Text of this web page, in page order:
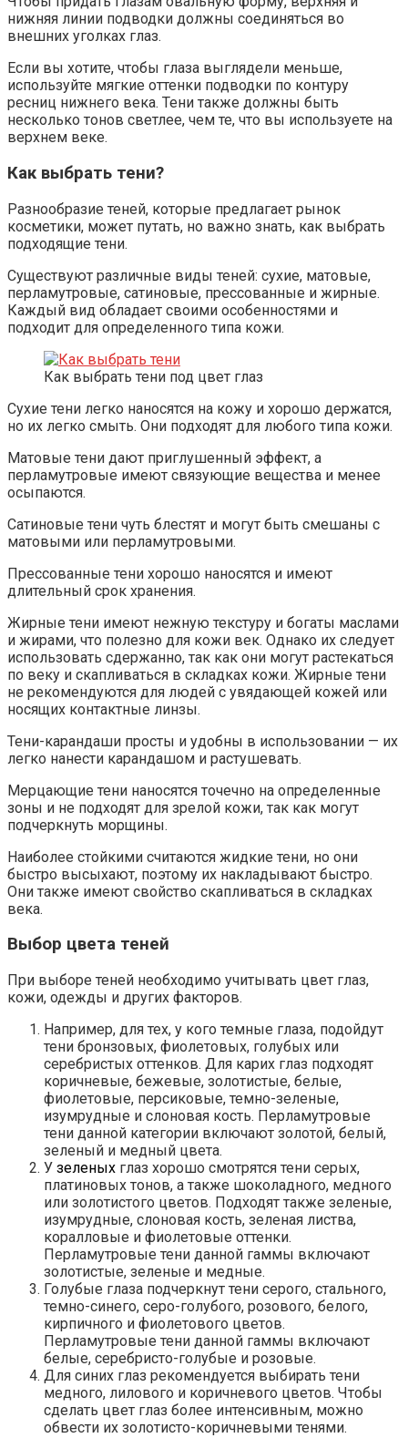
нижняя линии подводки должны соединяться во
внешних уголках глаз.
Если вы хотите, чтобы глаза выглядели меньше,
используйте мягкие оттенки подводки по контуру
ресниц нижнего века. Тени также должны быть
несколько тонов светлее, чем те, что вы используете на
верхнем веке.
Как выбрать тени?
Разнообразие теней, которые предлагает рынок
косметики, может путать, но важно знать, как выбрать
подходящие тени.
Существуют различные виды теней: сухие, матовые,
перламутровые, сатиновые, прессованные и жирные.
Каждый вид обладает своими особенностями и
подходит для определенного типа кожи.
Как выбрать тени под цвет глаз
Сухие тени легко наносятся на кожу и хорошо держатся,
но их легко смыть. Они подходят для любого типа кожи.
Матовые тени дают приглушенный эффект, а
перламутровые имеют связующие вещества и менее
осыпаются.
Сатиновые тени чуть блестят и могут быть смешаны с
матовыми или перламутровыми.
Прессованные тени хорошо наносятся и имеют
длительный срок хранения.
Жирные тени имеют нежную текстуру и богаты маслами
и жирами, что полезно для кожи век. Однако их следует
использовать сдержанно, так как они могут растекаться
по веку и скапливаться в складках кожи. Жирные тени
не рекомендуются для людей с увядающей кожей или
носящих контактные линзы.
Тени-карандаши просты и удобны в использовании — их
легко нанести карандашом и растушевать.
Мерцающие тени наносятся точечно на определенные
зоны и не подходят для зрелой кожи, так как могут
подчеркнуть морщины.
Наиболее стойкими считаются жидкие тени, но они
быстро высыхают, поэтому их накладывают быстро.
Они также имеют свойство скапливаться в складках
века.
Выбор цвета теней
При выборе теней необходимо учитывать цвет глаз,
кожи, одежды и других факторов.
Например, для тех, у кого темные глаза, подойдут
тени бронзовых, фиолетовых, голубых или
серебристых оттенков. Для карих глаз подходят
коричневые, бежевые, золотистые, белые,
фиолетовые, персиковые, темно-зеленые,
изумрудные и слоновая кость. Перламутровые
тени данной категории включают золотой, белый,
зеленый и медный цвета.
У зеленых глаз хорошо смотрятся тени серых,
платиновых тонов, а также шоколадного, медного
или золотистого цветов. Подходят также зеленые,
изумрудные, слоновая кость, зеленая листва,
коралловые и фиолетовые оттенки.
Перламутровые тени данной гаммы включают
золотистые, зеленые и медные.
Голубые глаза подчеркнут тени серого, стального,
темно-синего, серо-голубого, розового, белого,
кирпичного и фиолетового цветов.
Перламутровые тени данной гаммы включают
белые, серебристо-голубые и розовые.
Для синих глаз рекомендуется выбирать тени
медного, лилового и коричневого цветов. Чтобы
сделать цвет глаз более интенсивным, можно
обвести их золотисто-коричневыми тенями.